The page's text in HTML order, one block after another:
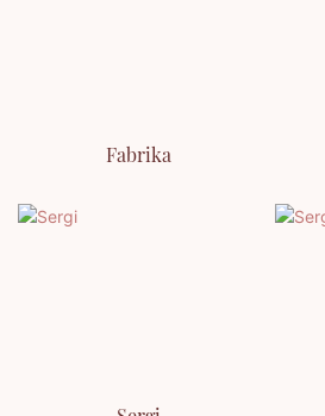
Fabrika